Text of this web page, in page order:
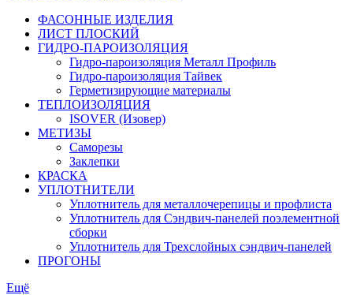
ФАСОННЫЕ ИЗДЕЛИЯ
ЛИСТ ПЛОСКИЙ
ГИДРО-ПАРОИЗОЛЯЦИЯ
Гидро-пароизоляция Металл Профиль
Гидро-пароизоляция Тайвек
Герметизирующие материалы
ТЕПЛОИЗОЛЯЦИЯ
ISOVER (Изовер)
МЕТИЗЫ
Саморезы
Заклепки
КРАСКА
УПЛОТНИТЕЛИ
Уплотнитель для металлочерепицы и профлиста
Уплотнитель для Сэндвич-панелей поэлементной
сборки
Уплотнитель для Трехслойных сэндвич-панелей
ПРОГОНЫ
Ещё